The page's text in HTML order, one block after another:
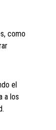
como
el
a los